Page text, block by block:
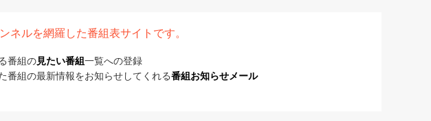
ネルを網羅した番組表サイトです。
番組の見たい番組 一覧への登録
番組の最新情報をお知らせしてくれる番組お知らせメール